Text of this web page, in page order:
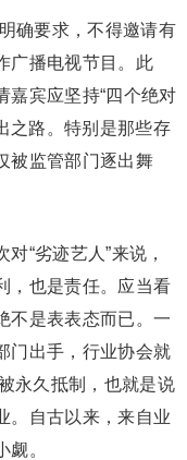
要求，不得邀请有
广播电视节目。此
嘉宾应坚持“四个绝对
之路。特别是那些存
被监管部门逐出舞
“劣迹艺人”来说，
，也是责任。应当看
不是表表态而已。一
门出手，行业协会就
永久抵制，也就是说
。自古以来，来自业
。